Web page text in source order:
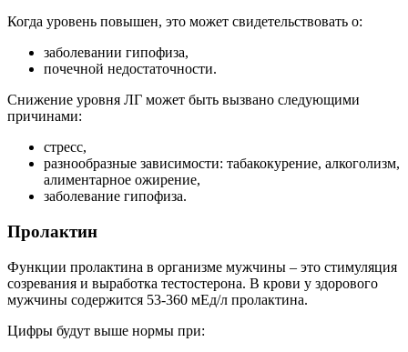
Когда уровень повышен, это может свидетельствовать о:
заболевании гипофиза,
почечной недостаточности.
Снижение уровня ЛГ может быть вызвано следующими
причинами:
стресс,
разнообразные зависимости: табакокурение, алкоголизм,
алиментарное ожирение,
заболевание гипофиза.
Пролактин
Функции пролактина в организме мужчины – это стимуляция
созревания и выработка тестостерона. В крови у здорового
мужчины содержится 53-360 мЕд/л пролактина.
Цифры будут выше нормы при: